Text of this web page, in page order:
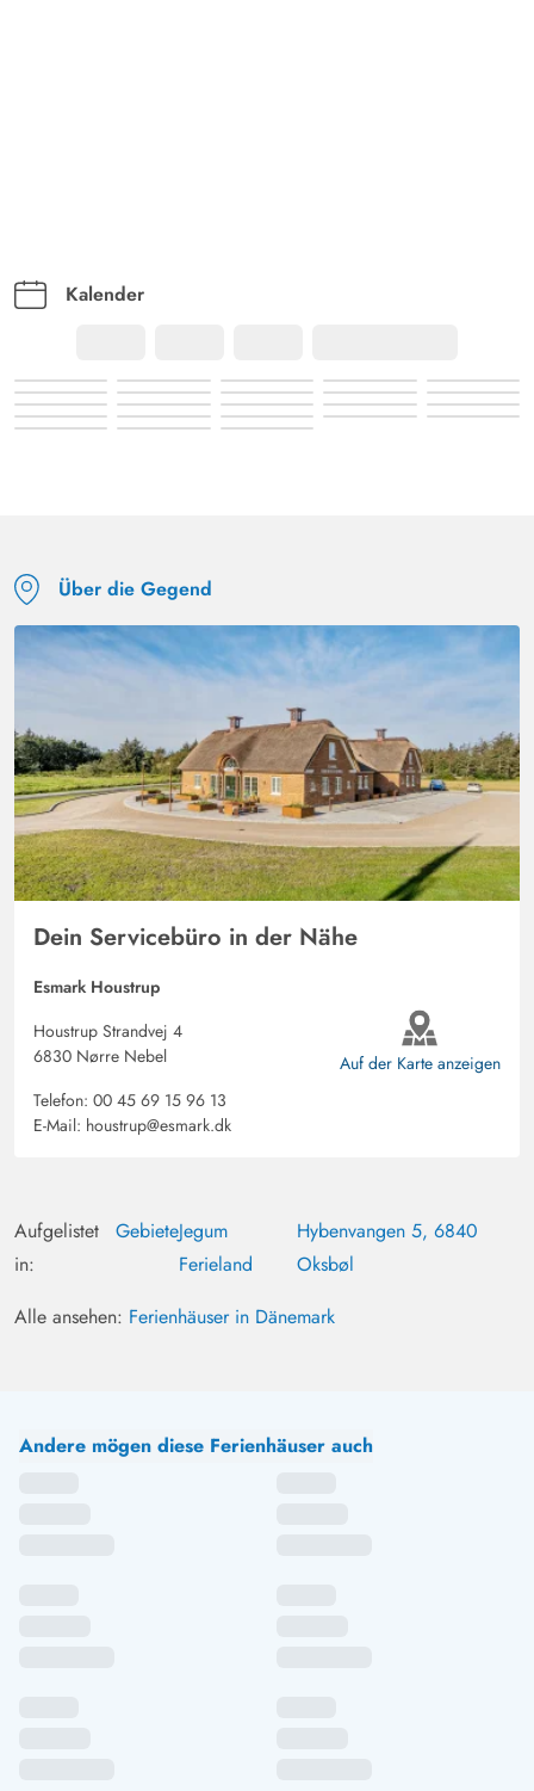
Kalender
Über die Gegend
Dein Servicebüro in der Nähe
Esmark Houstrup
Houstrup Strandvej 4
6830 Nørre Nebel
Telefon: 00 45 69 15 96 13
E-Mail: houstrup@esmark.dk
Auf der Karte anzeigen
Aufgelistet
in:
GebieteJegum
Ferieland
Hybenvangen 5, 6840
Oksbøl
Alle ansehen: Ferienhäuser in Dänemark
Andere mögen diese Ferienhäuser auch